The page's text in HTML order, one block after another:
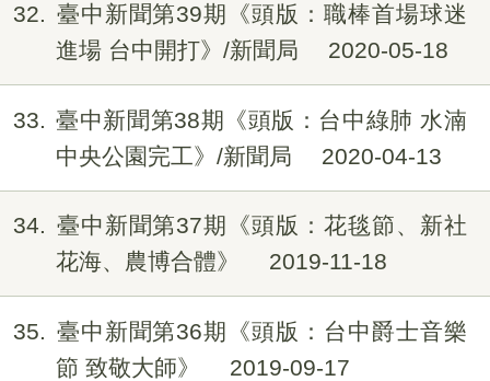
32
臺中新聞第39期《頭版：職棒首場球迷
進場 台中開打》/新聞局
2020-05-18
33
臺中新聞第38期《頭版：台中綠肺 水湳
中央公園完工》/新聞局
2020-04-13
34
臺中新聞第37期《頭版：花毯節、新社
花海、農博合體》
2019-11-18
35
臺中新聞第36期《頭版：台中爵士音樂
節 致敬大師》
2019-09-17